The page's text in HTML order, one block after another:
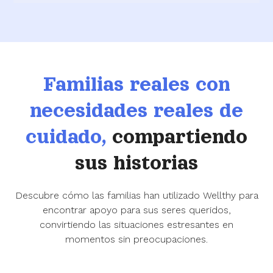
Familias reales con
necesidades reales de
cuidado, compartiendo
sus historias
Descubre cómo las familias han utilizado Wellthy para
encontrar apoyo para sus seres queridos,
convirtiendo las situaciones estresantes en
momentos sin preocupaciones.